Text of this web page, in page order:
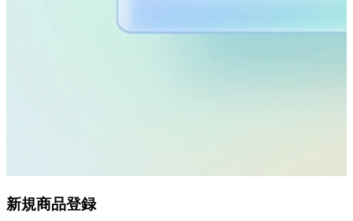
新規商品登録